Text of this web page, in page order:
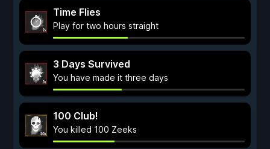
Time Flies
Play for two hours straight
3 Days Survived
You have made it three days
100 Club!
You killed 100 Zeeks